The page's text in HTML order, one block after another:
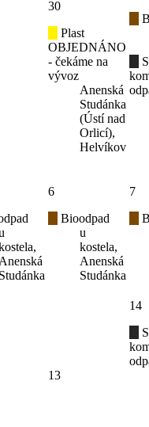
30
Plast
OBJEDNÁNO
- čekáme na
vývoz
Anenská
Studánka
(Ústí nad
Orlicí),
Helvíkov
Studánka
6
Bioodpad
u
kostela,
Anenská
Studánka
7
13
14